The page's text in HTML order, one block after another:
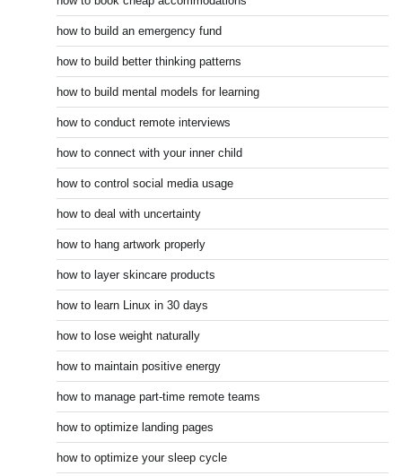
how to build an emergency fund
how to build better thinking patterns
how to build mental models for learning
how to conduct remote interviews
how to connect with your inner child
how to control social media usage
how to deal with uncertainty
how to hang artwork properly
how to layer skincare products
how to learn Linux in 30 days
how to lose weight naturally
how to maintain positive energy
how to manage part-time remote teams
how to optimize landing pages
how to optimize your sleep cycle